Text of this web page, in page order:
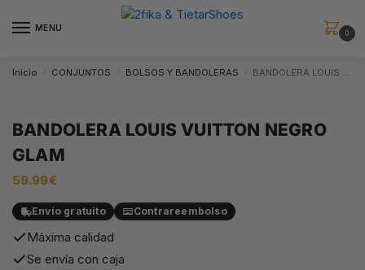
MENU
0
Inicio CONJUNTOS BOLSOS Y BANDOLERAS BANDOLERA LOUIS VUITTON NEGRO GLAM
BANDOLERA LOUIS VUITTON NEGRO
GLAM
59.99€
Envío gratuito Contrareembolso
Máxima calidad
Se envía con caja